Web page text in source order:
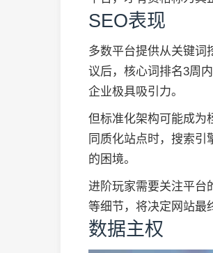
SEO表现
多数平台提供从关键词
议后，核心词排名3周
企业极具吸引力。
但标准化架构可能成为
同质化站点时，搜索
的困境。
进阶玩家需要关注平台
等细节，将决定网站最
数据主权